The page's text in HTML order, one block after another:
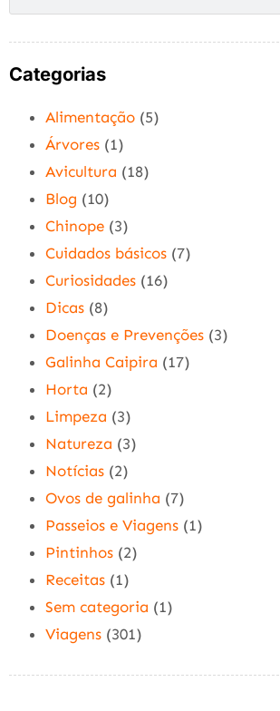
Categorias
Alimentação (5)
Árvores (1)
Avicultura (18)
Blog (10)
Chinope (3)
Cuidados básicos (7)
Curiosidades (16)
Dicas (8)
Doenças e Prevenções (3)
Galinha Caipira (17)
Horta (2)
Limpeza (3)
Natureza (3)
Notícias (2)
Ovos de galinha (7)
Passeios e Viagens (1)
Pintinhos (2)
Receitas (1)
Sem categoria (1)
Viagens (301)